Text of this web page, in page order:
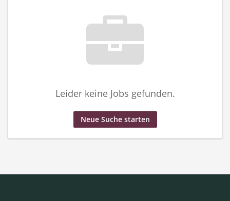
Leider keine Jobs gefunden.
Neue Suche starten